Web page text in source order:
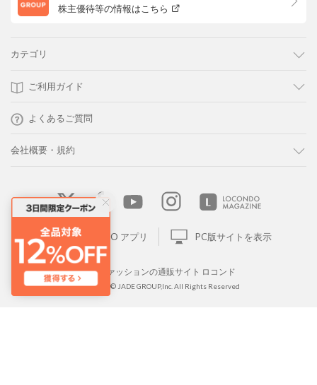
株主優待等の情報はこちら
カテゴリ
ご利用ガイド
よくあるご質問
会社概要・規約
LOCONDO アプリ PC版サイトを表示
靴とファッションの通販サイト ロコンド
Copyright © JADE GROUP,Inc. All Rights Reserved